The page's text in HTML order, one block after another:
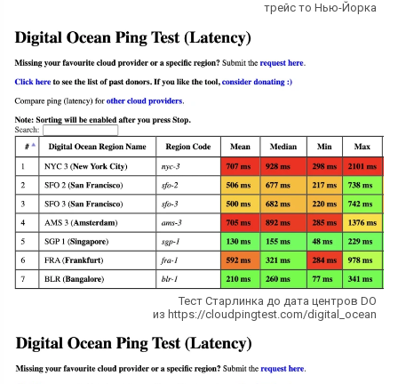
трейс то Нью-Йорка
Тест Старлинка до дата центров DO
из https://cloudpingtest.com/digital_ocean